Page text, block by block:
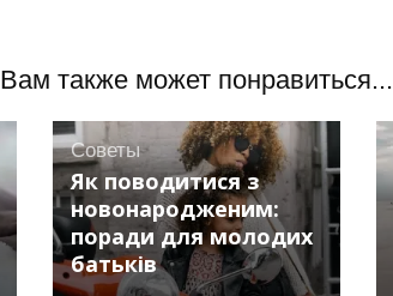
Вам также может понравиться...
Советы
Як поводитися з
новонародженим:
поради для молодих
батьків